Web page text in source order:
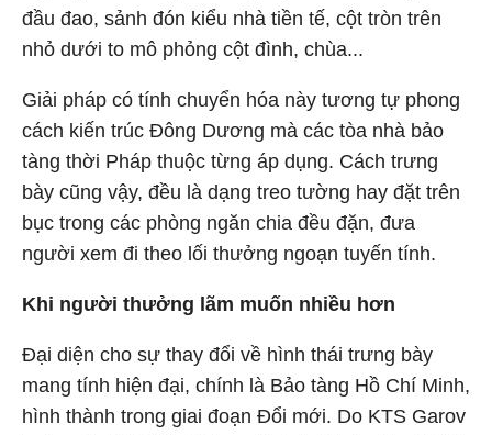
đầu đao, sảnh đón kiểu nhà tiền tế, cột tròn trên
nhỏ dưới to mô phỏng cột đình, chùa...
Giải pháp có tính chuyển hóa này tương tự phong
cách kiến trúc Đông Dương mà các tòa nhà bảo
tàng thời Pháp thuộc từng áp dụng. Cách trưng
bày cũng vậy, đều là dạng treo tường hay đặt trên
bục trong các phòng ngăn chia đều đặn, đưa
người xem đi theo lối thưởng ngoạn tuyến tính.
Khi người thưởng lãm muốn nhiều hơn
Đại diện cho sự thay đổi về hình thái trưng bày
mang tính hiện đại, chính là Bảo tàng Hồ Chí Minh,
hình thành trong giai đoạn Đổi mới. Do KTS Garov